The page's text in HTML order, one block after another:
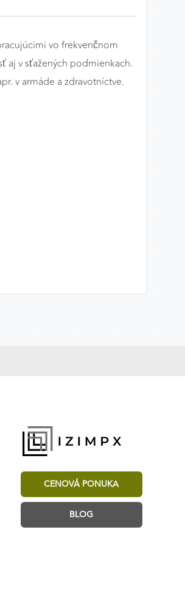
vo frekvenčnom
aj v sťažených podmienkach.
v armáde a zdravotníctve.
CENOVÁ PONUKA
BLOG